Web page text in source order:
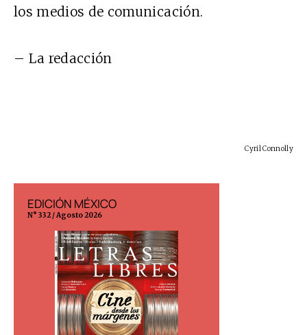
los medios de comunicación.
– La redacción
Cyril Connolly
EDICIÓN MÉXICO
N° 332 / Agosto 2026